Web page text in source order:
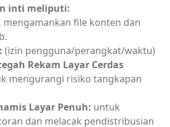
inti meliputi:
mengamankan file konten dan
Rekam Layar Cerdas
mengurangi risiko tangkapan
Layar Penuh: untuk
dan melacak pendistribusian